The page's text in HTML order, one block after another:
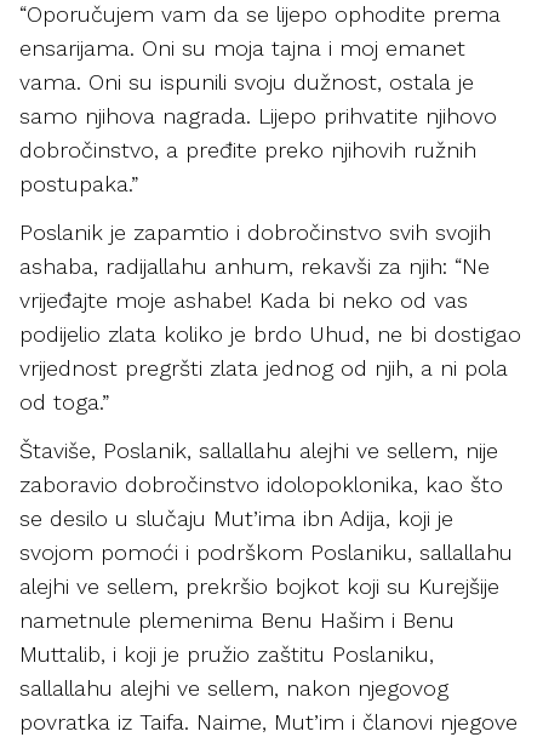
“Oporučujem vam da se lijepo ophodite prema
ensarijama. Oni su moja tajna i moj emanet
vama. Oni su ispunili svoju dužnost, ostala je
samo njihova nagrada. Lijepo prihvatite njihovo
dobročinstvo, a pređite preko njihovih ružnih
postupaka.”
Poslanik je zapamtio i dobročinstvo svih svojih
ashaba, radijallahu anhum, rekavši za njih: “Ne
vrijeđajte moje ashabe! Kada bi neko od vas
podijelio zlata koliko je brdo Uhud, ne bi dostigao
vrijednost pregršti zlata jednog od njih, a ni pola
od toga.”
Štaviše, Poslanik, sallallahu alejhi ve sellem, nije
zaboravio dobročinstvo idolopoklonika, kao što
se desilo u slučaju Mut’ima ibn Adija, koji je
svojom pomoći i podrškom Poslaniku, sallallahu
alejhi ve sellem, prekršio bojkot koji su Kurejšije
nametnule plemenima Benu Hašim i Benu
Muttalib, i koji je pružio zaštitu Poslaniku,
sallallahu alejhi ve sellem, nakon njegovog
povratka iz Taifa. Naime, Mut’im i članovi njegove